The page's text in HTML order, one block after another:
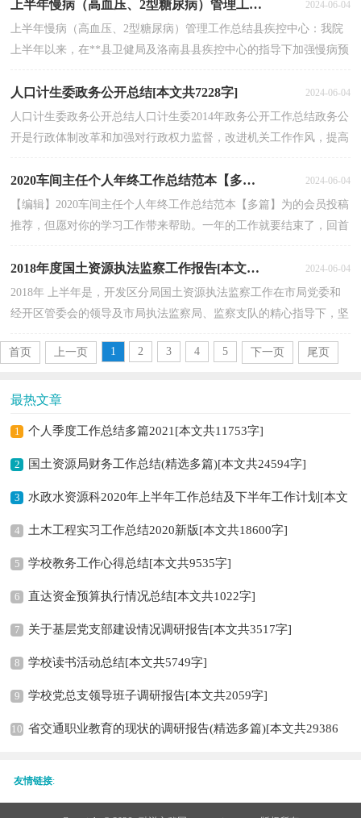
上半年慢病（高血压、2型糖尿病）管理工作总结[本文共1254字] 2024-06-04
上半年慢病（高血压、2型糖尿病）管理工作总结县疾控中心：我院
上半年以来，在**县卫健局及洛南县县疾控中心的指导下加强慢病预
人口计生委政务公开总结[本文共7228字] 2024-06-04
人口计生委政务公开总结人口计生委2014年政务公开工作总结政务公
开是行政体制改革和加强对行政权力监督，改进机关工作作风，提高
2020车间主任个人年终工作总结范本【多篇】[本文共7625字] 2024-06-04
【编辑】2020车间主任个人年终工作总结范本【多篇】为的会员投稿
推荐，但愿对你的学习工作带来帮助。一年的工作就要结束了，回首
2018年度国土资源执法监察工作报告[本文共2629字] 2024-06-04
2018年 上半年是，开发区分局国土资源执法监察工作在市局党委和
经开区管委会的领导及市局执法监察局、监察支队的精心指导下，坚
首页
上一页 1 2 3 4 5 下一页 尾页
最热文章
1 个人季度工作总结多篇2021[本文共11753字]
2 国土资源局财务工作总结(精选多篇)[本文共24594字]
3 水政水资源科2020年上半年工作总结及下半年工作计划[本文
共3453字]
4 土木工程实习工作总结2020新版[本文共18600字]
5 学校教务工作心得总结[本文共9535字]
6 直达资金预算执行情况总结[本文共1022字]
7 关于基层党支部建设情况调研报告[本文共3517字]
8 学校读书活动总结[本文共5749字]
9 学校党总支领导班子调研报告[本文共2059字]
10 省交通职业教育的现状的调研报告(精选多篇)[本文共29386
友情链接: